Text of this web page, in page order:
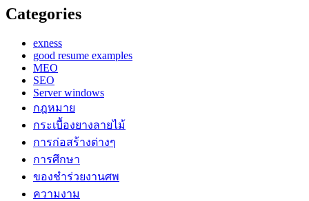
Categories
exness
good resume examples
MEO
SEO
Server windows
กฎหมาย
กระเบื้องยางลายไม้
การก่อสร้างต่างๆ
การศึกษา
ของชำร่วยงานศพ
ความงาม